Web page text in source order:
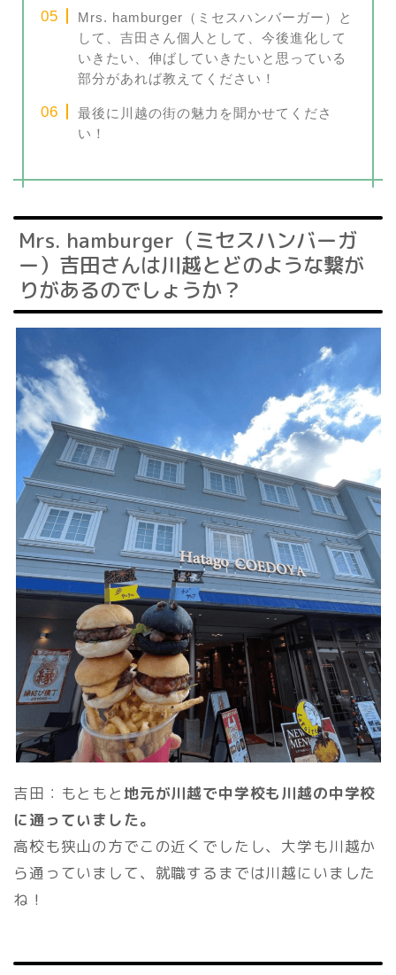
Mrs. hamburger（ミセスハンバーガー）と
して、吉田さん個人として、今後進化して
いきたい、伸ばしていきたいと思っている
部分があれば教えてください！
最後に川越の街の魅力を聞かせてくださ
い！
Mrs. hamburger（ミセスハンバーガ
ー）吉田さんは川越とどのような繋が
りがあるのでしょうか？
吉田：もともと地元が川越で中学校も川越の中学校
に通っていました。
高校も狭山の方でこの近くでしたし、大学も川越か
ら通っていまして、就職するまでは川越にいました
ね！